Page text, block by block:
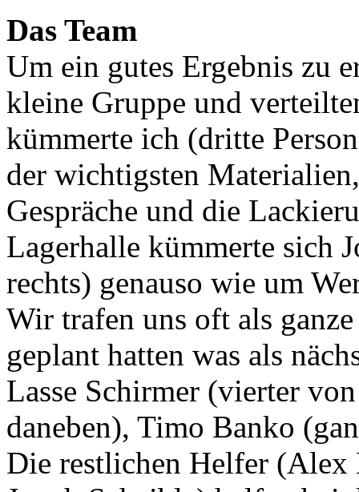
Das Team
Um ein gutes Ergebnis zu
kleine Gruppe und
kümmerte ich (dritte
der wichtigsten
Gespräche und die
Lagerhalle kümmerte sich
rechts) genauso wie um
Wir trafen uns oft als
geplant hatten was als
Lasse Schirmer (vierter
daneben), Timo Banko
Die restlichen Helfer (Alex